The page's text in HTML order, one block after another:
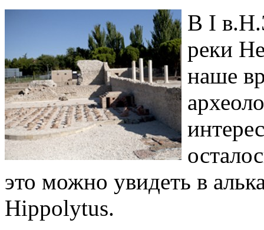
В I
реки
наше
это можно увидеть в
Hippolytus.